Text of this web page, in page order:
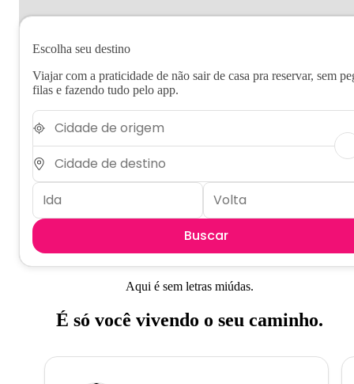
Escolha seu destino
Viajar com a praticidade de não sair de casa pra reservar, sem
filas e fazendo tudo pelo app.
Buscar
Aqui é sem letras miúdas.
É só você vivendo o seu caminho.